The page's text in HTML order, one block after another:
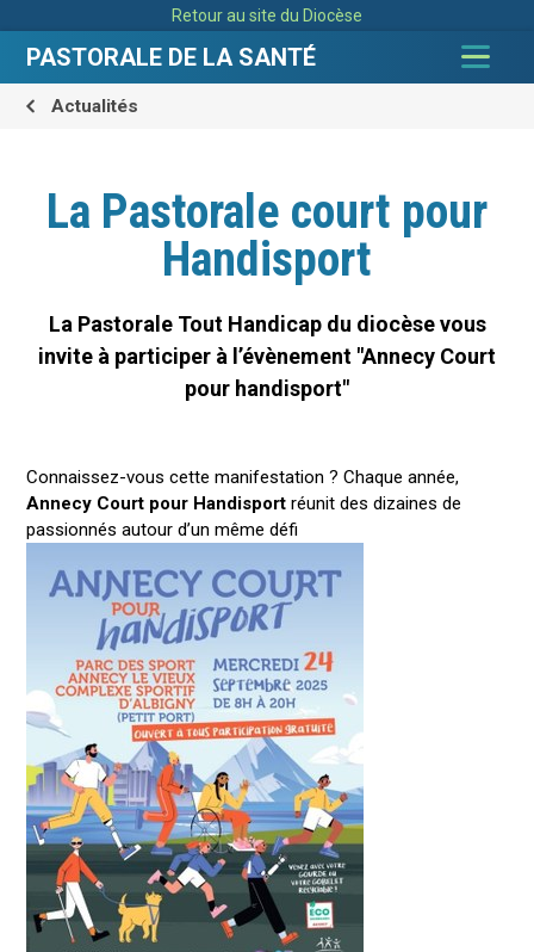
contenu.
la
navigation
Retour au site du Diocèse
PASTORALE DE LA SANTÉ
Actualités
La Pastorale court pour
Handisport
La Pastorale Tout Handicap du diocèse vous
invite à participer à l’évènement "Annecy Court
pour handisport"
Connaissez-vous cette manifestation ? Chaque année,
Annecy Court pour Handisport réunit des dizaines de
passionnés autour d’un même défi